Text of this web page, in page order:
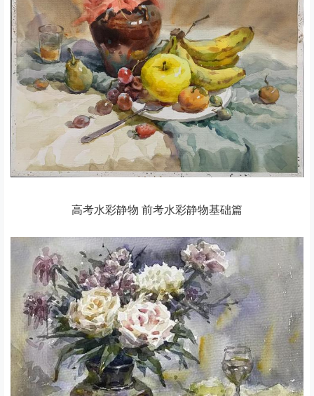
高考水彩静物 前考水彩静物基础篇